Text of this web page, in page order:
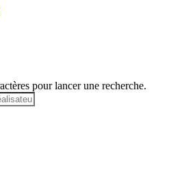
pour lancer une recherche.